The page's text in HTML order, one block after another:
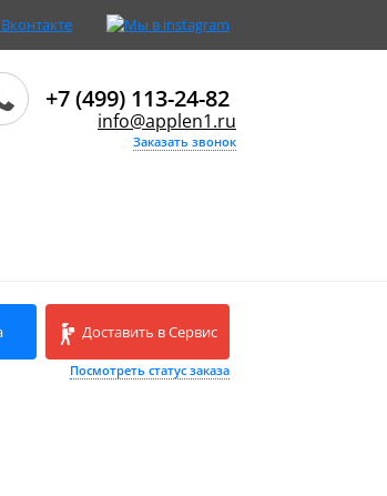
+7 (499) 113-24-82
info@applen1.ru
Заказать звонок
Доставить в Сервис
Посмотреть статус заказа